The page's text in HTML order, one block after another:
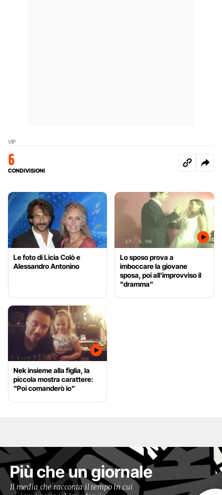
VIP
6
CONDIVISIONI
Le foto di Licia Colò e
Alessandro Antonino
Lo sposo prova a
imboccare la giovane
sposa, poi all'improvviso il
"dramma"
Nek insieme alla figlia, la
piccola mostra carattere:
"Poi comanderò io"
Più che un giornale
Il media che racconta il tempo in cui